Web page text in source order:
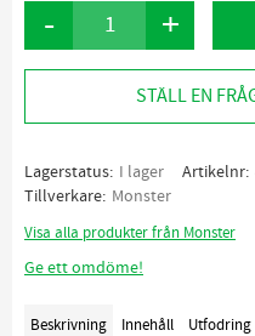
+
-
STÄLL EN
Lagerstatus I lager Artikelnr
Tillverkare Monster
Visa alla produkter från Monster
Ge ett omdöme!
Beskrivning Innehåll Utfodring